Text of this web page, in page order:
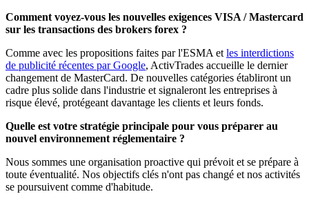
Comment voyez-vous les nouvelles exigences VISA / Mastercard
sur les transactions des brokers forex ?
Comme avec les propositions faites par l'ESMA et les interdictions
de publicité récentes par Google, ActivTrades accueille le dernier
changement de MasterCard. De nouvelles catégories établiront un
cadre plus solide dans l'industrie et signaleront les entreprises à
risque élevé, protégeant davantage les clients et leurs fonds.
Quelle est votre stratégie principale pour vous préparer au
nouvel environnement réglementaire ?
Nous sommes une organisation proactive qui prévoit et se prépare à
toute éventualité. Nos objectifs clés n'ont pas changé et nos activités
se poursuivent comme d'habitude.